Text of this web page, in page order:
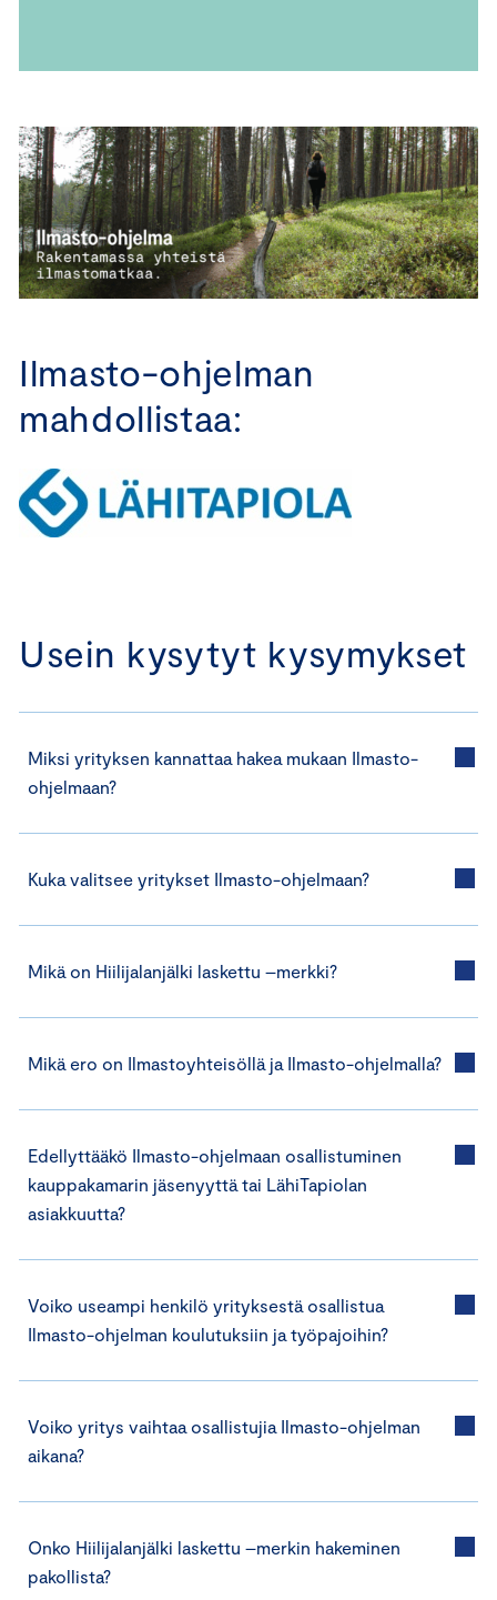
Ilmasto-ohjelman
mahdollistaa:
Usein kysytyt kysymykset
Miksi yrityksen kannattaa hakea mukaan Ilmasto-
ohjelmaan?
Kuka valitsee yritykset Ilmasto-ohjelmaan?
Mikä on Hiilijalanjälki laskettu –merkki?
Mikä ero on Ilmastoyhteisöllä ja Ilmasto-ohjelmalla?
Edellyttääkö Ilmasto-ohjelmaan osallistuminen
kauppakamarin jäsenyyttä tai LähiTapiolan
asiakkuutta?
Voiko useampi henkilö yrityksestä osallistua
Ilmasto-ohjelman koulutuksiin ja työpajoihin?
Voiko yritys vaihtaa osallistujia Ilmasto-ohjelman
aikana?
Onko Hiilijalanjälki laskettu –merkin hakeminen
pakollista?